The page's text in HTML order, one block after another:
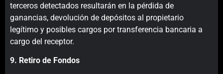
terceros detectados resultarán en la pérdida de
ganancias, devolución de depósitos al propietario
legítimo y posibles cargos por transferencia bancaria a
cargo del receptor.
9. Retiro de Fondos